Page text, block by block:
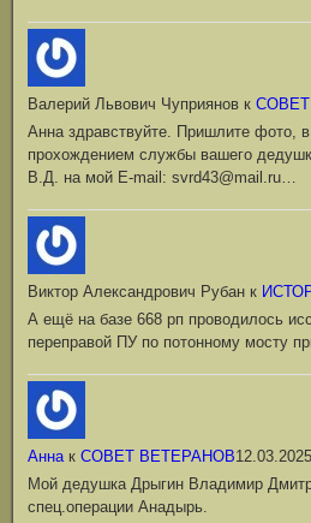
Валерий Львович Чуприянов к
Анна здравствуйте. Пришлите фото,
прохождением службы вашего
В.Д. на мой Е-mail: svrd43@mail.ru…
Виктор Александрович Рубан к
А ещё на базе 668 рп проводилось
переправой ПУ по потонному мосту
Аннак СОВЕТ ВЕТЕРАНОВ12.03.2025
Мой дедушка Дрыгин Владимир
спец.операции Анадырь.